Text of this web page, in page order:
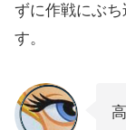
ずに作戦にぶ
す。